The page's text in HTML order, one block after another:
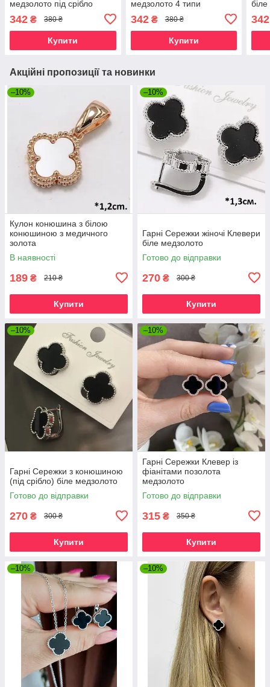
медзолото під срібло
342 ₴ 380 ₴
Купити
медзолото 4 типи
342₴ 380 ₴
Купити
342
Акційні пропозиції та новинки
–10%
Кулон конюшина з білою
конюшиною з медичного
золота
В наявності
189 ₴ 210 ₴
Купити
–10%
Гарні Сережки жіночі Клевери
біле медзолото
Готово до відправки
270 ₴ 300 ₴
Купити
–10%
Гарні Сережки з конюшиною
(під срібло) біле медзолото
Готово до відправки
270 ₴ 300 ₴
Купити
–10%
Гарні Сережки Клевер із
фіанітами позолота
медзолото
Готово до відправки
315 ₴ 350 ₴
Купити
–10% –10%